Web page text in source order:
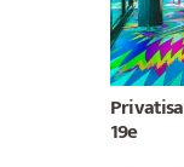
19e